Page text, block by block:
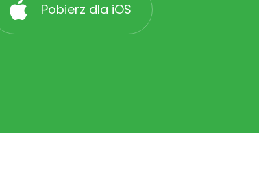
Pobierz dla iOS